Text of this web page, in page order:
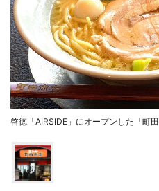
啓徳「AIRSIDE」にオープンした「町